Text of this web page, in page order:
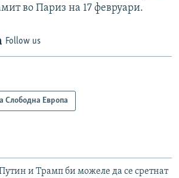
во Париз на 17 февруари.
Follow us
Слободна Европа
и Трамп би можеле да се сретнат